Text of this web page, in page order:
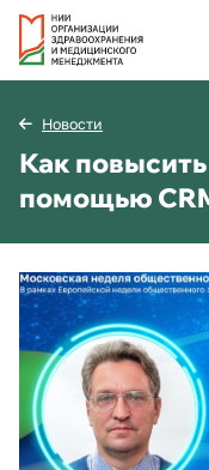
Новости
Как
помощью